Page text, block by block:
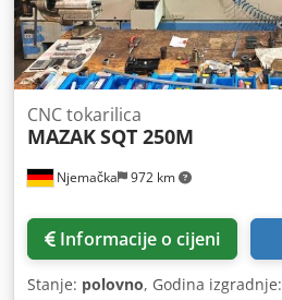
Njemačka 972 km
CNC tokarilica
MAZAKSQT 250M
Informacije o cijeni
Stanje: polovno, Godina izgradnje: